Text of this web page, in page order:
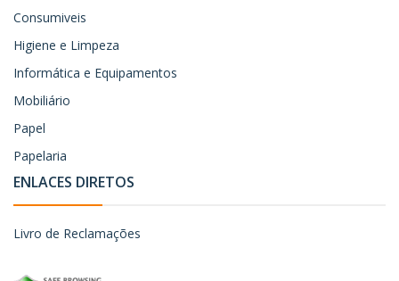
Consumiveis
Higiene e Limpeza
Informática e Equipamentos
Mobiliário
Papel
Papelaria
ENLACES DIRETOS
Livro de Reclamações